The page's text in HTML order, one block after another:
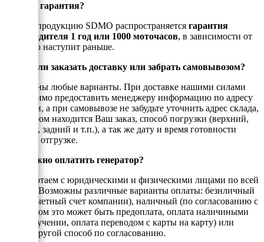
Есть ли гарантия?
На всю продукцию SDMO распространяется гарантия
производителя 1 год или 1000 моточасов, в зависимости от
того, что наступит раньше.
Можно ли заказать доставку или забрать самовывозом?
Возможны любые варианты. При доставке нашими силами
необходимо предоставить менеджеру информацию по адресу
доставки, а при самовывозе не забудьте уточнить адрес склада,
на котором находится Ваш заказ, способ погрузки (верхний,
боковой, задний и т.п.), а так же дату и время готовности
товара к отгрузке.
Как можно оплатить генератор?
Мы работаем с юридическими и физическими лицами по всей
России. Возможны различные варианты оплаты: безнличный
(на рассчетный счет компании), наличный (по согласованию с
енеджером это может быть предоплата, оплата наличиными
при получении, оплата переводом с карты на карту) или
любой другой способ по согласованию.